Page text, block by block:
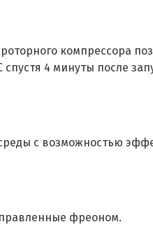
компрессора
4 минуты после
с возможностью
фреоном.